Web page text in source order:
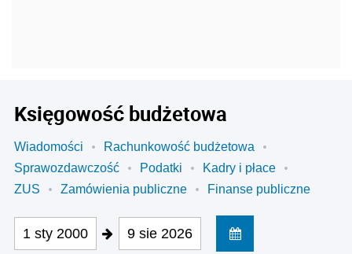
Księgowość budżetowa
Wiadomości
Rachunkowość budżetowa
Sprawozdawczość
Podatki
Kadry i płace
ZUS
Zamówienia publiczne Finanse publiczne
1 sty 2000 9 sie 2026